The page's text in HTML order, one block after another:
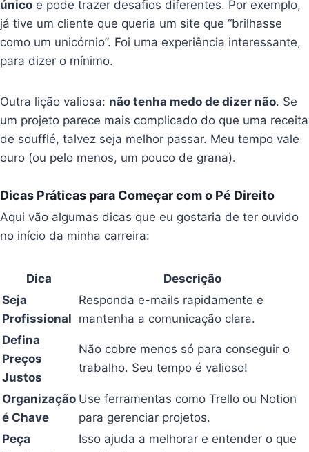
único e pode trazer desafios diferentes. Por exemplo,
já tive um cliente que queria um site que “brilhasse
como um unicórnio”. Foi uma experiência interessante,
para dizer o mínimo.
Outra lição valiosa: não tenha medo de dizer não. Se
um projeto parece mais complicado do que uma receita
de soufflé, talvez seja melhor passar. Meu tempo vale
ouro (ou pelo menos, um pouco de grana).
Dicas Práticas para Começar com o Pé Direito
Aqui vão algumas dicas que eu gostaria de ter ouvido
no início da minha carreira:
Dica
Descrição
Seja
Profissional
Responda e-mails rapidamente e
mantenha a comunicação clara.
Defina
Preços
Justos
Não cobre menos só para conseguir o
trabalho. Seu tempo é valioso!
Organização
é Chave
Use ferramentas como Trello ou Notion
para gerenciar projetos.
Peça
Isso ajuda a melhorar e entender o que